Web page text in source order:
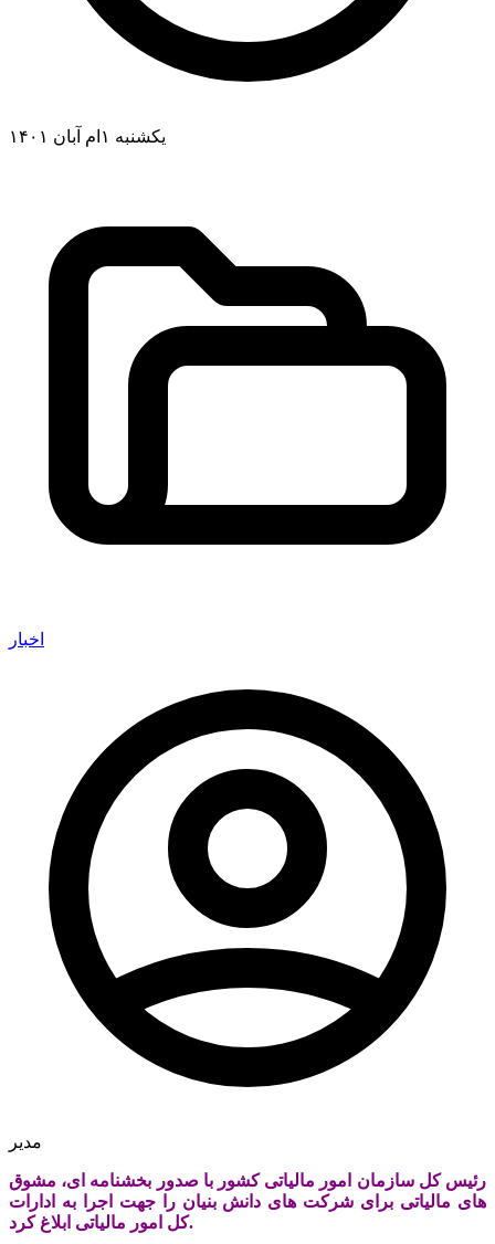
یکشنبه ۱ام آبان ۱۴۰۱
اخبار
مدیر
رئیس کل سازمان امور مالیاتی کشور با صدور بخشنامه ای، مشوق
‏های مالیاتی برای شرکت ‏های دانش بنیان را جهت اجرا به ادارات
کل امور مالیاتی ابلاغ کرد.